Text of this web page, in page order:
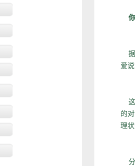
据
爱
这
的
理
分